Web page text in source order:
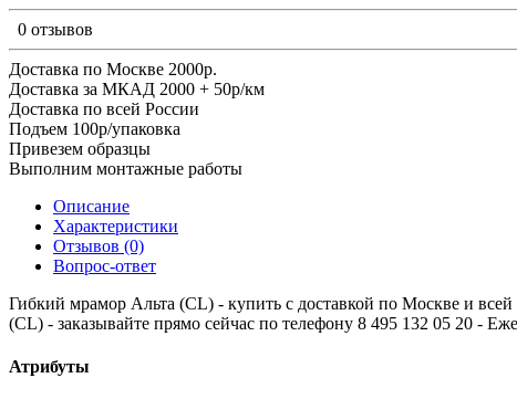
0 отзывов
Доставка по Москве 2000р.
Доставка за МКАД 2000 + 50р/км
Доставка по всей России
Подъем 100р/упаковка
Привезем образцы
Выполним монтажные работы
Описание
Характеристики
Отзывов (0)
Вопрос-ответ
Гибкий мрамор Альта (CL) - купить с доставкой по Москве и
(CL) - заказывайте прямо сейчас по телефону 8 495 132 05 20 -
Атрибуты